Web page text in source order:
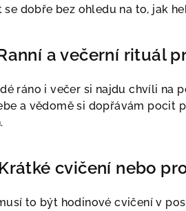
se dobře bez ohledu na to, jak
a večerní rituál
ráno i večer si najdu chvíli na
a vědomě si dopřávám pocit
cvičení nebo
to být hodinové cvičení v